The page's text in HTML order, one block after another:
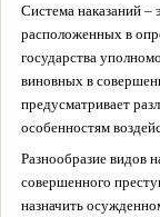
Система наказаний –
расположенных в
государства
виновных в
предусматривает
особенностям
Разнообразие видов
совершенного
назначить